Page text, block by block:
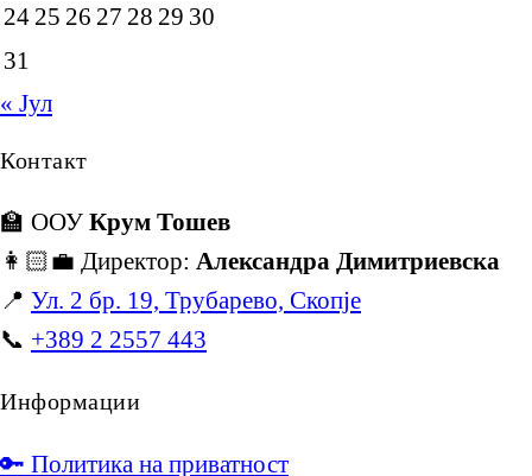
24 25 26 27 28 29 30
31
« Јул
Контакт
🏫 ООУ Крум Тошев
👩🏻‍💼 Директор: Александра Димитриевска
📍 Ул. 2 бр. 19, Трубарево, Скопје
📞 +389 2 2557 443
Информации
🔑 Политика на приватност